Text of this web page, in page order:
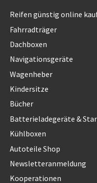
Reifen günstig online
Fahrradträger
Dachboxen
Navigationsgeräte
Wagenheber
Kindersitze
Bücher
Batterieladegeräte &
Kühlboxen
Autoteile Shop
Newsletteranmeldung
Kooperationen